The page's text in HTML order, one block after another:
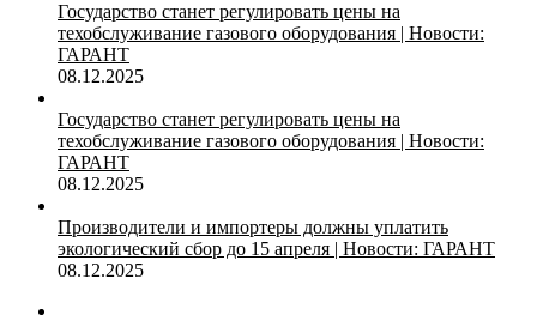
Государство станет регулировать цены на
техобслуживание газового оборудования | Новости:
ГАРАНТ
08.12.2025
Государство станет регулировать цены на
техобслуживание газового оборудования | Новости:
ГАРАНТ
08.12.2025
Производители и импортеры должны уплатить
экологический сбор до 15 апреля | Новости: ГАРАНТ
08.12.2025